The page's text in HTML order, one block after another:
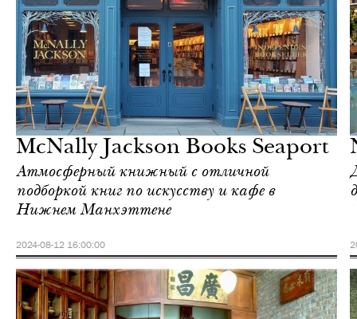
МcNally Jackson Books Seaport
Атмосферный книжный с отличной
подборкой книг по искусству и кафе в
Нижнем Манхэттене
2024-08-12 16:00:00
Йорк